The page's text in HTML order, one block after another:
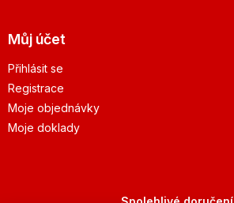
Můj účet
Přihlásit se
Registrace
Moje objednávky
Moje doklady